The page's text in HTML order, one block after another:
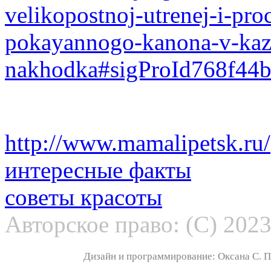
velikopostnoj-utrenej-i-
pokayannogo-kanona-v-
http://www.mamalipetsk.ru/
интересные факты
советы красоты
Авторское право: (С)
Дизайн и программирование: Оксана С.